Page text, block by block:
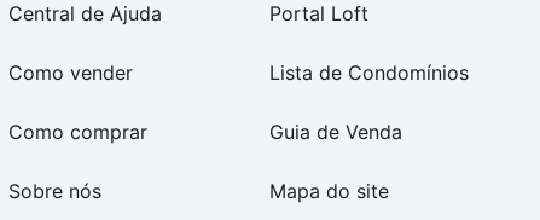
Central de Ajuda
Como vender
Como comprar
Sobre nós
Portal Loft
Lista de Condomínios
Guia de Venda
Mapa do site